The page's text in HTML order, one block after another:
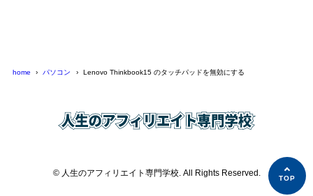
home パソコン Lenovo Thinkbook15 のタッチパッドを無効にする
© 人生のアフィリエイト専門学校. All Rights Reserved.